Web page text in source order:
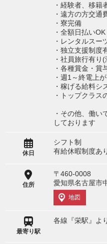
・経験者、移籍
・遠方の方交通
・寮完備
・全額日払いOK
・レンタルスー
・独立支援制度
・社員旅行有り(
・各種賞金・賞
・週1～終電上
・稼げる給料シ
・トップクラス
・その他、働い
しております
休日
シフト制
有給休暇制度あ
住所
〒460-0008
愛知県名古屋市
地図
最寄り駅
各線『栄駅』よ